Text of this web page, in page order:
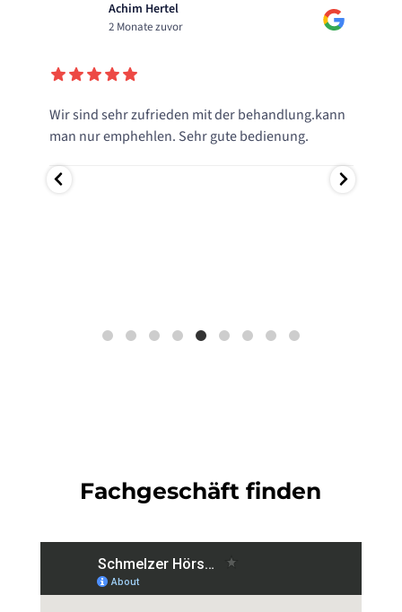
Achim Hertel
2 Monate zuvor
Wir sind sehr zufrieden mit der behandlung.kann
man nur emphehlen. Sehr gute bedienung.
Fachgeschäft finden